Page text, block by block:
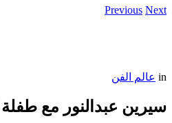
Previous Next
in عالم الفن
سيرين عبدالنور مع